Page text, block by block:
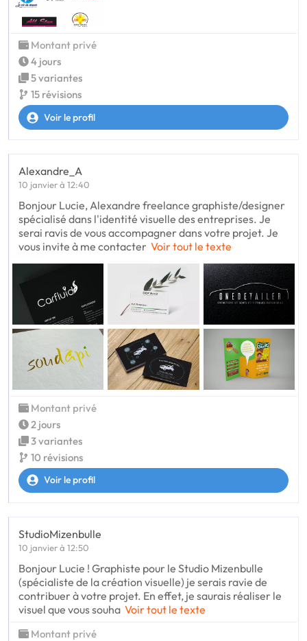
Montant privé
4 jours
5 variantes
15 révisions
Voir le profil
Alexandre_A
10 janvier à 12:40
Bonjour Lucie, Alexandre freelance graphiste/designer
spécialisé dans l'identité visuelle des entreprises. Je
serai ravis de vous accompagner dans votre projet. Je
vous invite à me contacter Voir tout le texte
Montant privé
2 jours
3 variantes
10 révisions
Voir le profil
StudioMizenbulle
10 janvier à 12:50
Bonjour Lucie ! Graphiste pour le Studio Mizenbulle
(spécialiste de la création visuelle) je serais ravie de
contribuer à votre projet. En effet, je saurais réaliser le
visuel que vous souha Voir tout le texte
Montant privé